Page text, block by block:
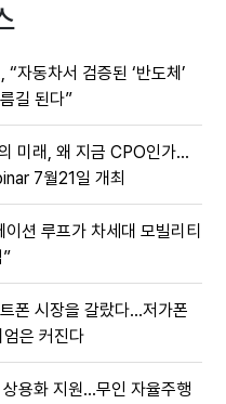
자동차서 검증된 ‘반도체’
길 된다”
미래, 왜 지금 CPO인가…
7월21일 개최
이션 루프가 차세대 모빌리티
폰 시장을 갈랐다…저가폰
은 커진다
용화 지원…무인 자율주행